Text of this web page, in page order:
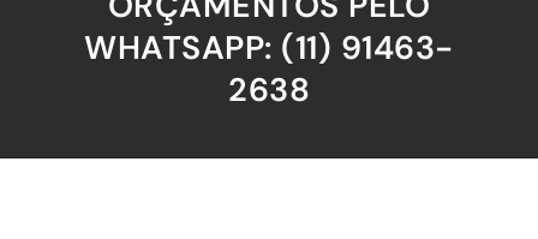
WHATSAPP: (11) 91463-
2638